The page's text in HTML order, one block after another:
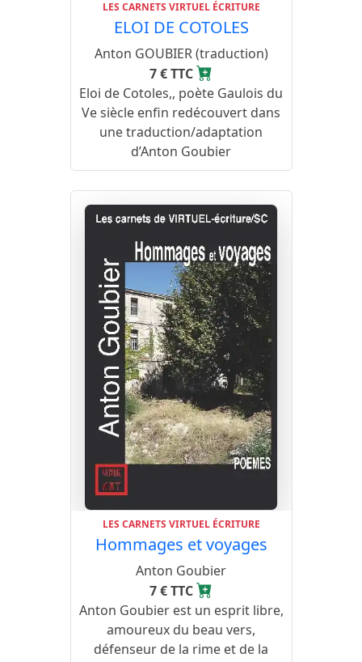
LES CARNETS VIRTUEL ÉCRITURE
ELOI DE COTOLES
Anton GOUBIER (traduction)
7 € TTC
Eloi de Cotoles,, poète Gaulois du
Ve siècle enfin redécouvert dans
une traduction/adaptation
d’Anton Goubier
LES CARNETS VIRTUEL ÉCRITURE
Hommages et voyages
Anton Goubier
7 € TTC
Anton Goubier est un esprit libre,
amoureux du beau vers,
défenseur de la rime et de la